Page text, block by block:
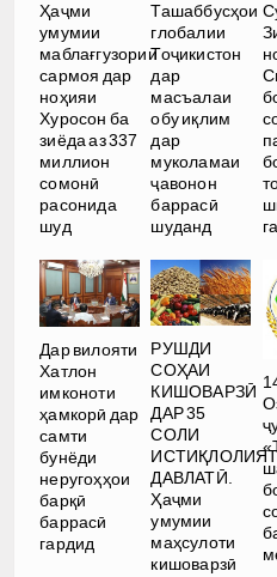
Ҳаҷми
умумии
маблағгузории
сармоя дар
ноҳияи
Хуросон ба
зиёда аз 337
миллион
сомонӣ
расонида
шуд
Ташаббусҳои
глобалии
Тоҷикистон
дар
масъалаи
обу иқлим
дар
муколамаи
ҷавонон
баррасӣ
шуданд
Дар вилояти
Хатлон
имконоти
ҳамкорӣ дар
самти
бунёди
неругоҳҳои
барқӣ
баррасӣ
гардид
РУШДИ
СОҲАИ
КИШОВАРЗӢ
ДАР 35
СОЛИ
ДАВЛАТӢ.
Ҳаҷми
умумии
маҳсулоти
кишоварзӣ